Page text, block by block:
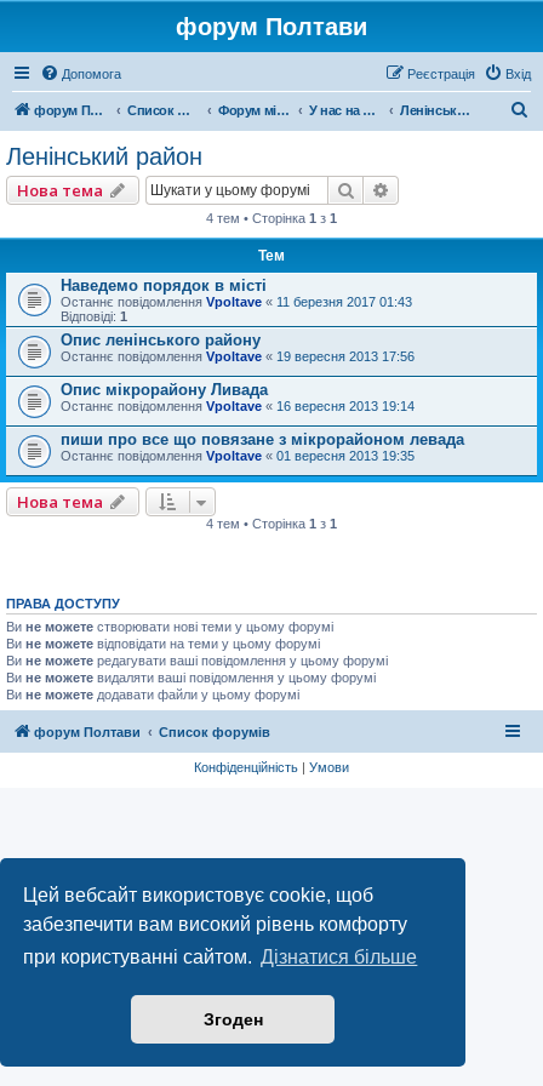
Цей вебсайт використовує cookie, щоб
забезпечити вам високий рівень комфорту
при користуванні сайтом. Дізнатися більше
Згоден
форум Полтави
Допомога Вхід
Реєстрація
форум Полтави Список форумів Форум міста Полтава У нас на рйоні Ленінський район
Ленінський район
Нова тема Пошук
4 тем • Сторінка 1 з 1
Тем
Наведемо порядок в місті
Останнє повідомлення Vpoltave « 11 березня 2017 01:43
Відповіді: 1
Опис ленінського району
Останнє повідомлення Vpoltave « 19 вересня 2013 17:56
Опис мікрорайону Ливада
Останнє повідомлення Vpoltave « 16 вересня 2013 19:14
пиши про все що повязане з мікрорайоном левада
Останнє повідомлення Vpoltave « 01 вересня 2013 19:35
Нова тема
4 тем • Сторінка 1 з 1
ПРАВА ДОСТУПУ
Ви не можете створювати нові теми у цьому форумі
Ви не можете відповідати на теми у цьому форумі
Ви не можете редагувати ваші повідомлення у цьому форумі
Ви не можете видаляти ваші повідомлення у цьому форумі
Ви не можете додавати файли у цьому форумі
форум Полтави Список форумів
Конфіденційність | Умови